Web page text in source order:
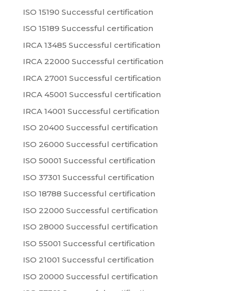
ISO 15190 Successful certification
ISO 15189 Successful certification
IRCA 13485 Successful certification
IRCA 22000 Successful certification
IRCA 27001 Successful certification
IRCA 45001 Successful certification
IRCA 14001 Successful certification
ISO 20400 Successful certification
ISO 26000 Successful certification
ISO 50001 Successful certification
ISO 37301 Successful certification
ISO 18788 Successful certification
ISO 22000 Successful certification
ISO 28000 Successful certification
ISO 55001 Successful certification
ISO 21001 Successful certification
ISO 20000 Successful certification